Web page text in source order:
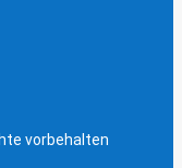
vorbehalten